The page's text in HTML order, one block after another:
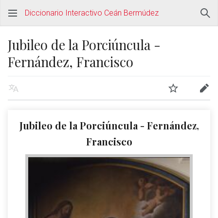
Diccionario Interactivo Ceán Bermúdez
Jubileo de la Porciúncula -
Fernández, Francisco
Jubileo de la Porciúncula - Fernández,
Francisco